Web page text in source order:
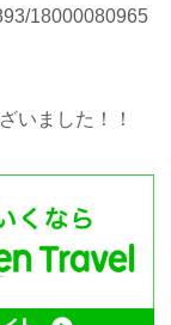
18000080965
いました！！